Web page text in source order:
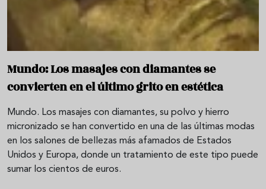
Mundo: Los masajes con diamantes se
convierten en el último grito en estética
Mundo. Los masajes con diamantes, su polvo y hierro
micronizado se han convertido en una de las últimas modas
en los salones de bellezas más afamados de Estados
Unidos y Europa, donde un tratamiento de este tipo puede
sumar los cientos de euros.